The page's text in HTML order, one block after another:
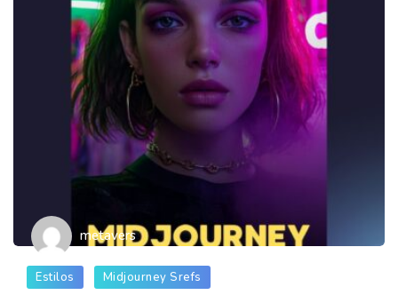
metavers
Estilos Midjourney Srefs